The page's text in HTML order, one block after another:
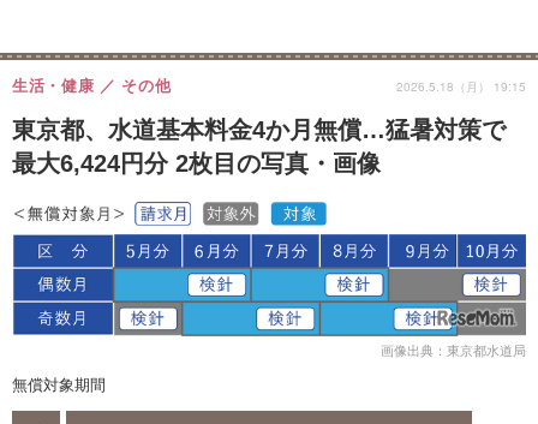
東京都、水道基本料金4か月無償…猛暑対策で
最大6,424円分 2枚目の写真・画像
生活・健康 その他 2026.5.18（月） 19:15
画像出典：東京都水道局
無償対象期間